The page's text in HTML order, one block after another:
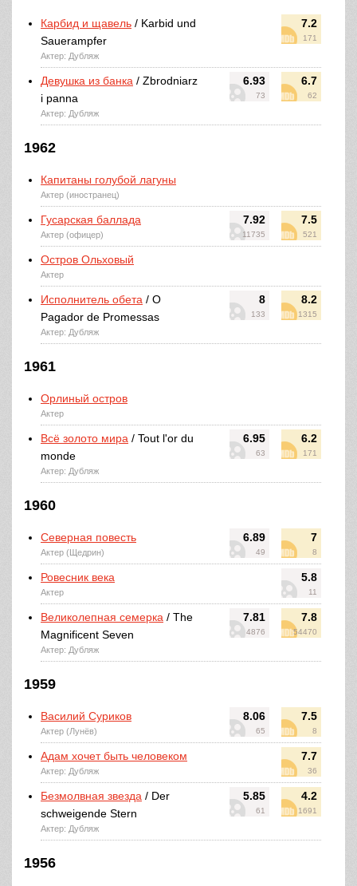
7.2
171
Карбид и щавель / Karbid und
Sauerampfer
Актер: Дубляж
6.93
73
6.7
62
Девушка из банка / Zbrodniarz
i panna
Актер: Дубляж
1962
Капитаны голубой лагуны
Актер (иностранец)
7.92
11735
7.5
521
Гусарская баллада
Актер (офицер)
Остров Ольховый
Актер
8
133
8.2
1315
Исполнитель обета / O
Pagador de Promessas
Актер: Дубляж
1961
Орлиный остров
Актер
6.95
63
6.2
171
Всё золото мира / Tout l'or du
monde
Актер: Дубляж
1960
6.89
49
7
8
Северная повесть
Актер (Щедрин)
5.8
11
Ровесник века
Актер
7.81
4876
7.8
54470
Великолепная семерка / The
Magnificent Seven
Актер: Дубляж
1959
8.06
65
7.5
8
Василий Суриков
Актер (Лунёв)
7.7
36
Адам хочет быть человеком
Актер: Дубляж
5.85
61
4.2
1691
Безмолвная звезда / Der
schweigende Stern
Актер: Дубляж
1956